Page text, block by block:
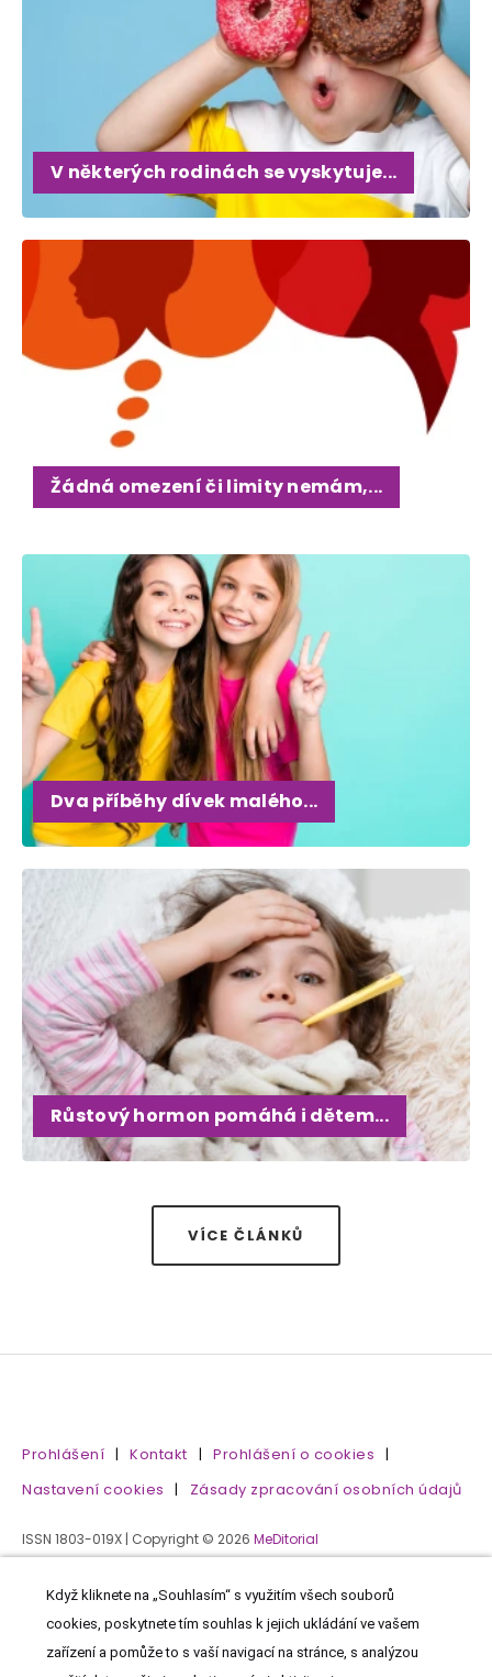
V některých rodinách se vyskytuje...
Žádná omezení či limity nemám,...
Dva příběhy dívek malého...
Růstový hormon pomáhá i dětem...
VÍCE ČLÁNKŮ
Prohlášení | Kontakt | Prohlášení o cookies |
Nastavení cookies | Zásady zpracování osobních údajů
ISSN 1803-019X | Copyright © 2026 MeDitorial
Když kliknete na „Souhlasím“ s využitím všech souborů
cookies, poskytnete tím souhlas k jejich ukládání ve vašem
zařízení a pomůže to s vaší navigací na stránce, s analýzou